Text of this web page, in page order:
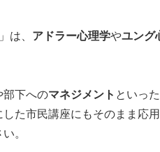
」は、 アドラー心理学やユング
下へのマネジメント といっ
た市民講座にもそのまま応
。